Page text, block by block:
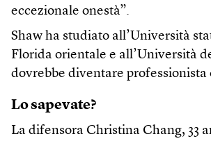
eccezionale onestà”.
Shaw ha studiato all’Università
Florida orientale e all’Università
dovrebbe diventare professionista
Lo sapevate?
La difensora Christina Chang, 33